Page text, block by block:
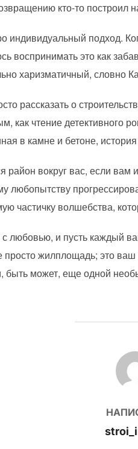
кто-то построил
индивидуальный подход.
воспринимать это как
харизматичный, словно
рассказать о
как чтение детективного
в камне и бетоне,
район вокруг вас, если
частичку волшебства,
любовью, и пусть каждый
просто жилплощадь; это
может, еще одной
АВТОР